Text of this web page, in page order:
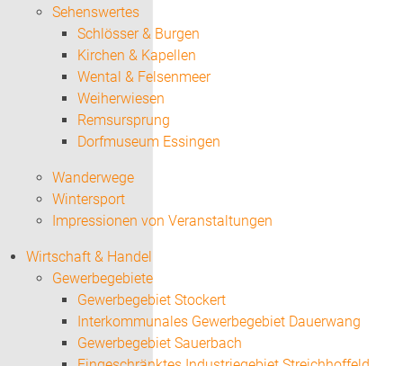
Sehenswertes
Schlösser & Burgen
Kirchen & Kapellen
Wental & Felsenmeer
Weiherwiesen
Remsursprung
Dorfmuseum Essingen
Wanderwege
Wintersport
Impressionen von Veranstaltungen
Wirtschaft & Handel
Gewerbegebiete
Gewerbegebiet Stockert
Interkommunales Gewerbegebiet Dauerwang
Gewerbegebiet Sauerbach